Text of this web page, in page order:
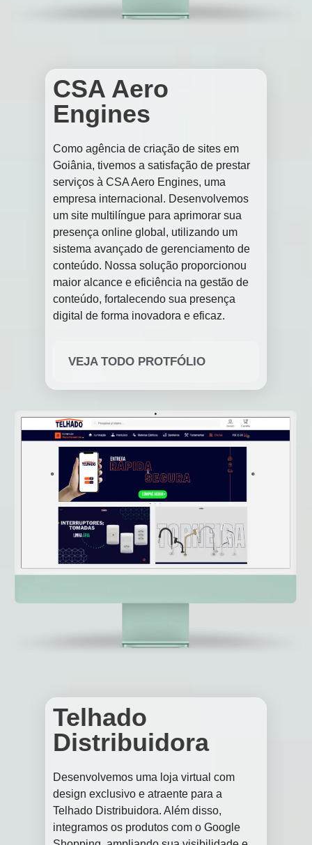
CSA Aero
Engines
Como agência de criação de sites em
Goiânia, tivemos a satisfação de prestar
serviços à CSA Aero Engines, uma
empresa internacional. Desenvolvemos
um site multilíngue para aprimorar sua
presença online global, utilizando um
sistema avançado de gerenciamento de
conteúdo. Nossa solução proporcionou
maior alcance e eficiência na gestão de
conteúdo, fortalecendo sua presença
digital de forma inovadora e eficaz.
VEJA TODO PROTFÓLIO
Telhado
Distribuidora
Desenvolvemos uma loja virtual com
design exclusivo e atraente para a
Telhado Distribuidora. Além disso,
integramos os produtos com o Google